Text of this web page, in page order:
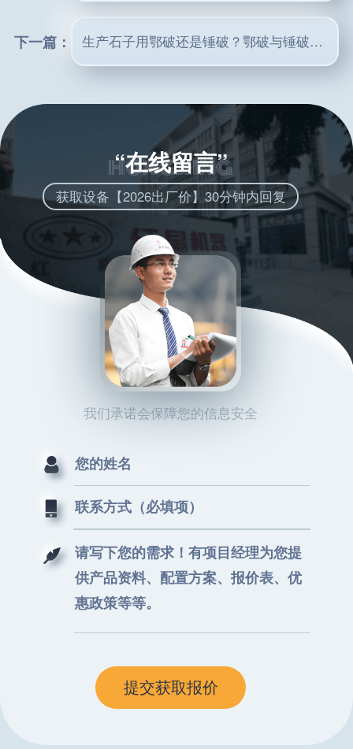
下一篇： 生产石子用鄂破还是锤破？鄂破与锤破区别
“在线留言”
获取设备【2026出厂价】30分钟内回复
我们承诺会保障您的信息安全